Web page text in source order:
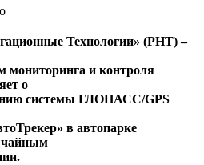
Технологии» (РНТ) –
мониторинга и контроля
о
системы ГЛОНАСС/GPS
в автопарке